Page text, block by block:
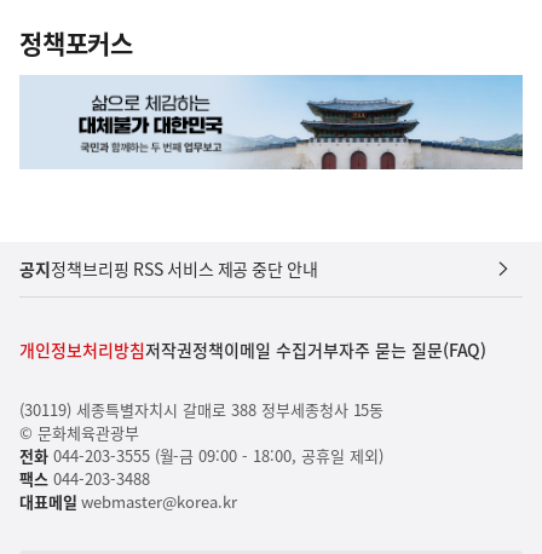
정책포커스
공지정책브리핑 RSS 서비스 제공 중단 안내
개인정보처리방침저작권정책이메일 수집거부자주 묻는 질문(FAQ)
(30119) 세종특별자치시 갈매로 388 정부세종청사 15동
© 문화체육관광부
전화044-203-3555 (월-금 09:00 - 18:00, 공휴일 제외)
팩스044-203-3488
대표메일 webmaster@korea.kr